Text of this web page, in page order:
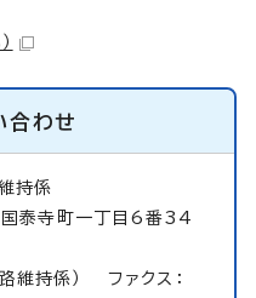
合わせ
持係
泰寺町一丁目6番34
持係） ファクス：